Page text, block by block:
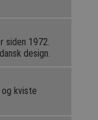
siden 1972.
design.
og kviste